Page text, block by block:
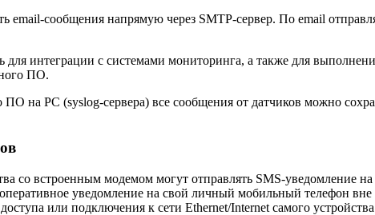
email-сообщения напрямую через SMTP-сервер. По email
интеграции с системами мониторинга, а также для
ПО.
на PC (syslog-сервера) все сообщения от датчиков можно
со встроенным модемом могут отправлять SMS-уведомление
уведомление на свой личный мобильный телефон вне
или подключения к сети Ethernet/Internet самого